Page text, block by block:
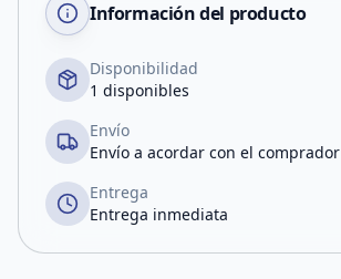
Información del producto
Disponibilidad
1 disponibles
Envío
Envío a acordar con el comprador
Entrega
Entrega inmediata